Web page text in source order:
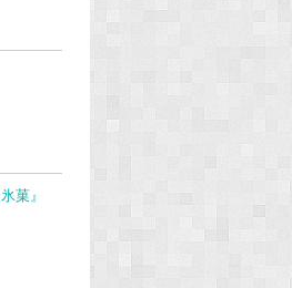
菓』